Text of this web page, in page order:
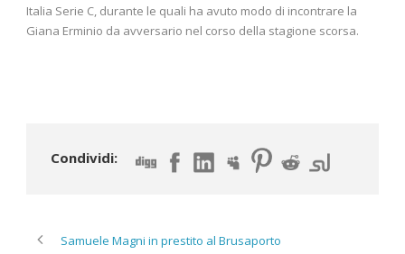
Italia Serie C, durante le quali ha avuto modo di incontrare la
Giana Erminio da avversario nel corso della stagione scorsa.
Condividi:
Samuele Magni in prestito al Brusaporto